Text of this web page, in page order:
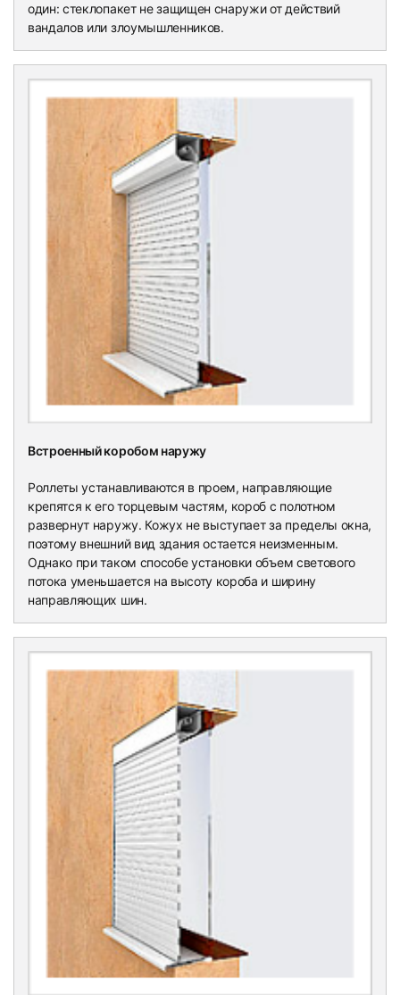
один: стеклопакет не защищен снаружи от действий
вандалов или злоумышленников.
Встроенный коробом наружу
Роллеты устанавливаются в проем, направляющие
крепятся к его торцевым частям, короб с полотном
развернут наружу. Кожух не выступает за пределы окна,
поэтому внешний вид здания остается неизменным.
Однако при таком способе установки объем светового
потока уменьшается на высоту короба и ширину
направляющих шин.